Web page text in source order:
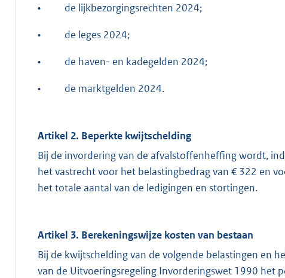
• de lijkbezorgingsrechten 2024;
• de leges 2024;
• de haven- en kadegelden 2024;
• de marktgelden 2024.
Artikel 2. Beperkte kwijtschelding
Bij de invordering van de afvalstoffenheffing wordt,
het vastrecht voor het belastingbedrag van € 322 en
het totale aantal van de ledigingen en stortingen.
Artikel 3. Berekeningswijze kosten van bestaan
Bij de kwijtschelding van de volgende belastingen en
van de Uitvoeringsregeling Invorderingswet 1990 het